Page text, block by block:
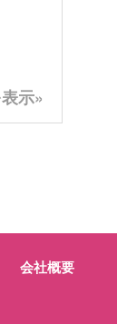
示»
会社概要